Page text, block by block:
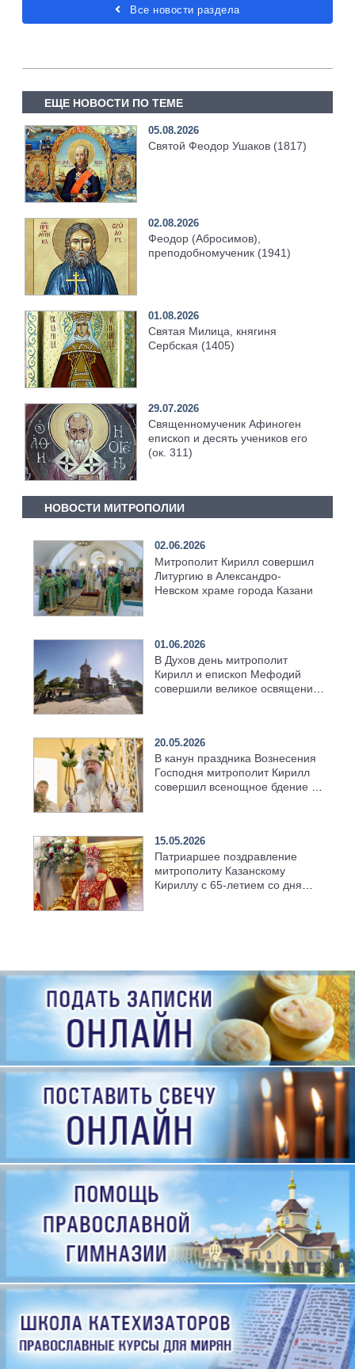
Все новости раздела
ЕЩЕ НОВОСТИ ПО ТЕМЕ
05.08.2026
Святой Феодор Ушаков (1817)
02.08.2026
Феодор (Абросимов),
преподобномученик (1941)
01.08.2026
Святая Милица, княгиня
Сербская (1405)
29.07.2026
Священномученик Афиноген
епископ и десять учеников его
(ок. 311)
НОВОСТИ МИТРОПОЛИИ
02.06.2026
Митрополит Кирилл совершил
Литургию в Александро-
Невском храме города Казани
01.06.2026
В Духов день митрополит
Кирилл и епископ Мефодий
совершили великое освящение
20.05.2026
В канун праздника Вознесения
Господня митрополит Кирилл
совершил всенощное бдение в
15.05.2026
Патриаршее поздравление
митрополиту Казанскому
Кириллу с 65-летием со дня